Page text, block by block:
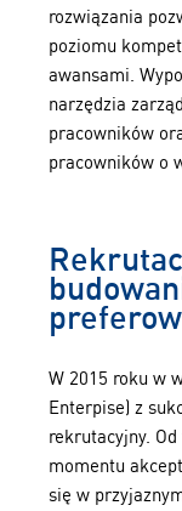
rozwiązania
poziomu
awansami.
narzędzia
pracowników
pracowników o
W 2015 roku w
Enterpise) z
rekrutacyjny.
momentu
się w